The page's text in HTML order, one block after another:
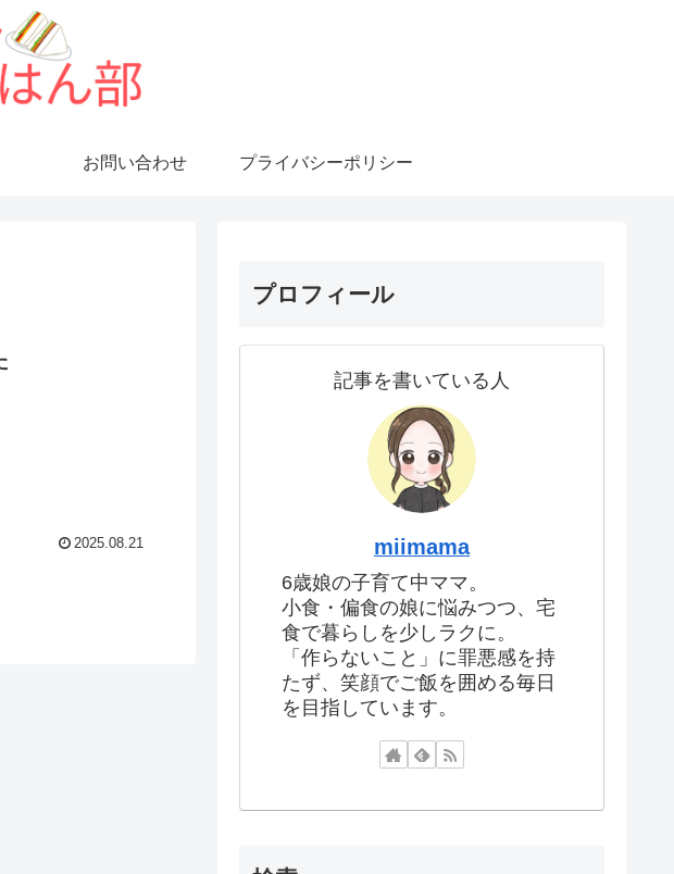
お問い合わせ プライバシーポリシー
2025.08.21
プロフィール
記事を書いている人
miimama
6歳娘の子育て中ママ。
小食・偏食の娘に悩みつつ、宅
食で暮らしを少しラクに。
「作らないこと」に罪悪感を持
たず、笑顔でご飯を囲める毎日
を目指しています。